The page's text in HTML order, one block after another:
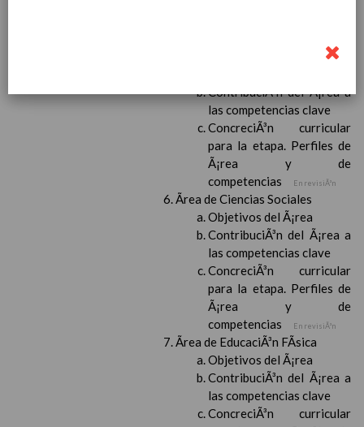
ContribuciÃ³n del Ã¡rea a
las competencias clave
ConcreciÃ³n curricular
para la etapa. Perfiles de
Ã¡rea y de
competencias
En revisiÃ³n
Ãrea de Ciencias Sociales
Objetivos del Ã¡rea
ContribuciÃ³n del Ã¡rea a
las competencias clave
ConcreciÃ³n curricular
para la etapa. Perfiles de
Ã¡rea y de
competencias
En revisiÃ³n
Ãrea de EducaciÃ³n FÃ­sica
Objetivos del Ã¡rea
ContribuciÃ³n del Ã¡rea a
las competencias clave
ConcreciÃ³n curricular